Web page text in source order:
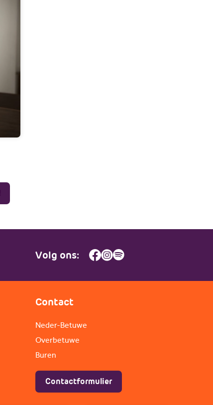
Volg ons:
Contact
Neder-Betuwe
Overbetuwe
Buren
Contactformulier